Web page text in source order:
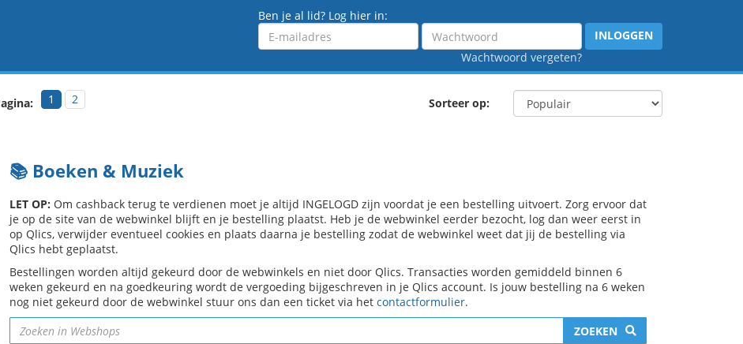
Ben je al lid? Log hier in:
Emailadres
Wachtwoord
Wachtwoord vergeten?
INLOGGEN
1 2 Sorteer op:
📚 Boeken & Muziek
LET OP: Om cashback terug te verdienen moet je altijd INGELOGD zijn voordat je een bestelling uitvoert. Zorg ervoor dat
je op de site van de webwinkel blijft en je bestelling plaatst. Heb je de webwinkel eerder bezocht, log dan weer eerst in
op Qlics, verwijder eventueel cookies en plaats daarna je bestelling zodat de webwinkel weet dat jij de bestelling via
Qlics hebt geplaatst.
Bestellingen worden altijd gekeurd door de webwinkels en niet door Qlics. Transacties worden gemiddeld binnen 6
weken gekeurd en na goedkeuring wordt de vergoeding bijgeschreven in je Qlics account. Is jouw bestelling na 6 weken
nog niet gekeurd door de webwinkel stuur ons dan een ticket via het contactformulier.
ZOEKEN